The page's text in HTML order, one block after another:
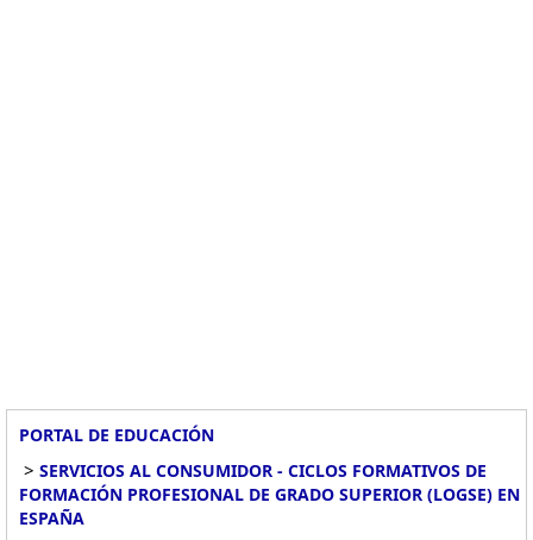
PORTAL DE EDUCACIÓN
> SERVICIOS AL CONSUMIDOR - CICLOS FORMATIVOS DE
FORMACIÓN PROFESIONAL DE GRADO SUPERIOR (LOGSE) EN
ESPAÑA